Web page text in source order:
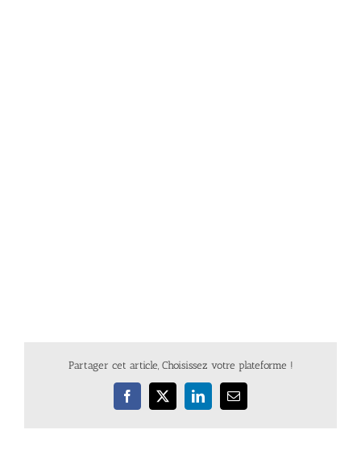
Partager cet article, Choisissez votre plateforme !
Facebook
X LinkedInEmail